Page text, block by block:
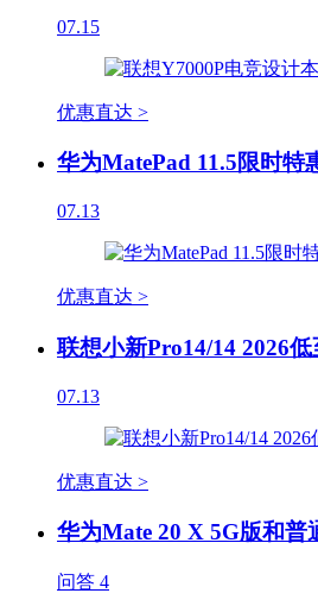
07.15
优惠直达 >
华为MatePad 11.5限时特
07.13
优惠直达 >
联想小新Pro14/14 2026低
07.13
优惠直达 >
华为Mate 20 X 5G版和普
问答 4